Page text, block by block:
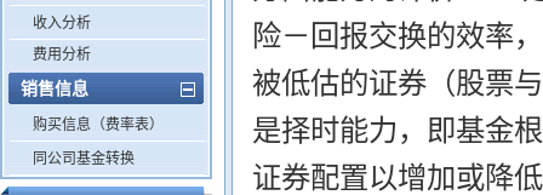
收入分析
费用分析
销售信息
购买信息（费率表）
同公司基金转换
险－回报交换的效率
被低估的证券（股票
是择时能力，即基金
证券配置以增加或降